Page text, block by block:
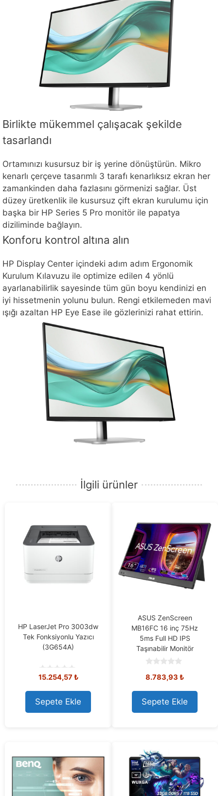
Birlikte mükemmel çalışacak şekilde
tasarlandı
Ortamınızı kusursuz bir iş yerine dönüştürün. Mikro
kenarlı çerçeve tasarımlı 3 tarafı kenarlıksız ekran her
zamankinden daha fazlasını görmenizi sağlar. Üst
düzey üretkenlik ile kusursuz çift ekran kurulumu için
başka bir HP Series 5 Pro monitör ile papatya
diziliminde bağlayın.
Konforu kontrol altına alın
HP Display Center içindeki adım adım Ergonomik
Kurulum Kılavuzu ile optimize edilen 4 yönlü
ayarlanabilirlik sayesinde tüm gün boyu kendinizi en
iyi hissetmenin yolunu bulun. Rengi etkilemeden mavi
ışığı azaltan HP Eye Ease ile gözlerinizi rahat ettirin.
İlgili ürünler
HP LaserJet Pro 3003dw
Tek Fonksiyonlu Yazıcı
(3G654A)
0
u
t
o
f
15.254,57 ₺
Sepete Ekle
ASUS ZenScreen
MB16FC 16 inç 75Hz
5ms Full HD IPS
Taşınabilir Monitör
o
t
o
f
5
8.783,93 ₺
Sepete Ekle